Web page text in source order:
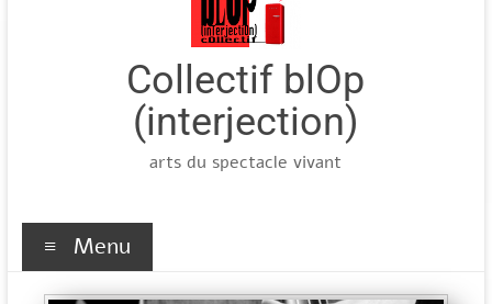
Collectif blOp
(interjection)
arts du spectacle vivant
Menu